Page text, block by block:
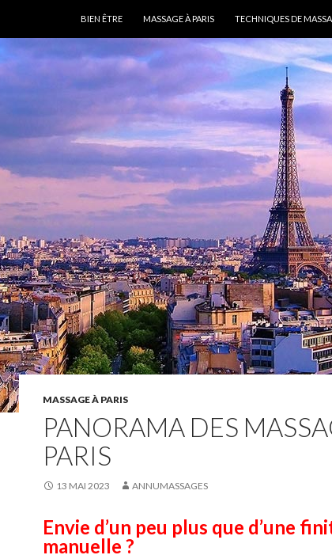
BIEN ÊTRE
MASSAGE À PARIS TECHNIQUES DE
MASSAGE À PARIS
PANORAMA DES
PARIS
13 MAI 2023 ANNUMASSAGES
Envie d’un peu plus que d’une
manuelle ?